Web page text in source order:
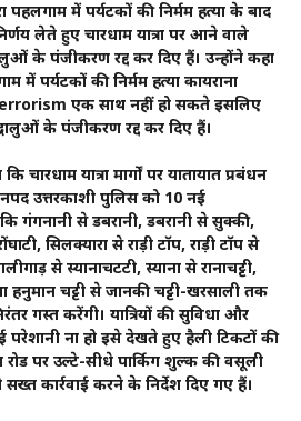
पहलगाम में पर्यटकों की निर्मम हत्या के बाद
लेते हुए चारधाम यात्रा पर आने वाले
के पंजीकरण रद्द कर दिए हैं। उन्होंने कहा
में पर्यटकों की निर्मम हत्या कायराना
एक साथ नहीं हो सकते इसलिए
के पंजीकरण रद्द कर दिए हैं।
चारधाम यात्रा मार्गों पर यातायात प्रबंधन
उत्तरकाशी पुलिस को 10 नई
गंगनानी से डबरानी, डबरानी से सुक्की,
सिलक्यारा से राड़ी टॉप, राड़ी टॉप से
से स्यानाचटटी, स्याना से रानाचट्टी,
हनुमान चट्टी से जानकी चट्टी-खरसाली तक
गस्त करेंगी। यात्रियों की सुविधा और
परेशानी ना हो इसे देखते हुए हैली टिकटों की
रोड पर उल्टे-सीधे पार्किग शुल्क की वसूली
कार्रवाई करने के निर्देश दिए गए हैं।